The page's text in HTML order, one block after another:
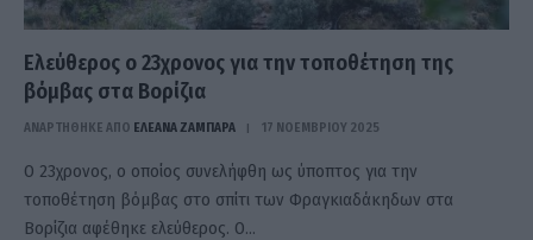
Ελεύθερος ο 23χρονος για την τοποθέτηση της
βόμβας στα Βορίζια
ΑΝΑΡΤΗΘΗΚΕ ΑΠΟ ΕΛΕΑΝΑ ΖΑΜΠΑΡΑ 17 ΝΟΕΜΒΡΊΟΥ 2025
Ο 23χρονος, ο οποίος συνελήφθη ως ύποπτος για την
τοποθέτηση βόμβας στο σπίτι των Φραγκιαδάκηδων στα
Βορίζια αφέθηκε ελεύθερος. Ο…